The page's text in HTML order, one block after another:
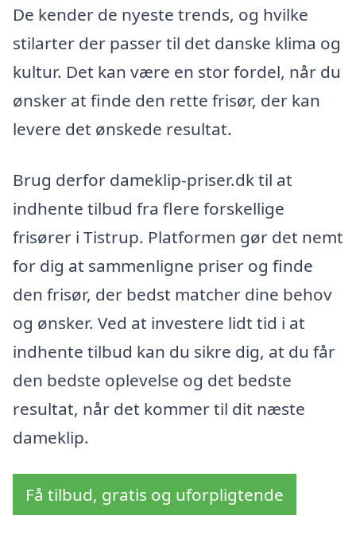
De kender de nyeste trends, og hvilke
stilarter der passer til det danske klima og
kultur. Det kan være en stor fordel, når du
ønsker at finde den rette frisør, der kan
levere det ønskede resultat.
Brug derfor dameklip-priser.dk til at
indhente tilbud fra flere forskellige
frisører i Tistrup. Platformen gør det nemt
for dig at sammenligne priser og finde
den frisør, der bedst matcher dine behov
og ønsker. Ved at investere lidt tid i at
indhente tilbud kan du sikre dig, at du får
den bedste oplevelse og det bedste
resultat, når det kommer til dit næste
dameklip.
Få tilbud, gratis og uforpligtende